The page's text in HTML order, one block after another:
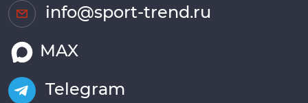
info@sport-trend.ru
MAX
Telegram